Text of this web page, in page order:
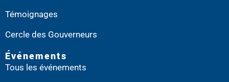
Témoignages
Cercle des Gouverneurs
Événements
Tous les événements